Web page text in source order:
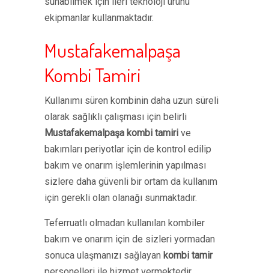
ekipmanlar kullanmaktadır.
Mustafakemalpaşa
Kombi Tamiri
Kullanımı süren kombinin daha uzun süreli
olarak sağlıklı çalışması için belirli
Mustafakemalpaşa kombi tamiri ve
bakımları periyotlar için de kontrol edilip
bakım ve onarım işlemlerinin yapılması
sizlere daha güvenli bir ortam da kullanım
için gerekli olan olanağı sunmaktadır.
Teferruatlı olmadan kullanılan kombiler
bakım ve onarım için de sizleri yormadan
sonuca ulaşmanızı sağlayan kombi tamir